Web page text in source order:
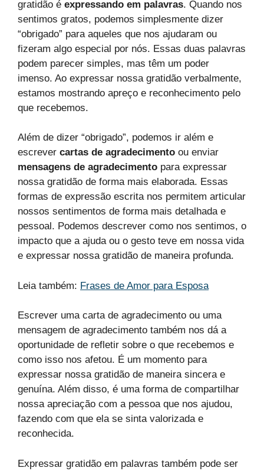
gratidão é expressando em palavras. Quando nos
sentimos gratos, podemos simplesmente dizer
“obrigado” para aqueles que nos ajudaram ou
fizeram algo especial por nós. Essas duas palavras
podem parecer simples, mas têm um poder
imenso. Ao expressar nossa gratidão verbalmente,
estamos mostrando apreço e reconhecimento pelo
que recebemos.
Além de dizer “obrigado”, podemos ir além e
escrever cartas de agradecimento ou enviar
mensagens de agradecimento para expressar
nossa gratidão de forma mais elaborada. Essas
formas de expressão escrita nos permitem articular
nossos sentimentos de forma mais detalhada e
pessoal. Podemos descrever como nos sentimos, o
impacto que a ajuda ou o gesto teve em nossa vida
e expressar nossa gratidão de maneira profunda.
Leia também: Frases de Amor para Esposa
Escrever uma carta de agradecimento ou uma
mensagem de agradecimento também nos dá a
oportunidade de refletir sobre o que recebemos e
como isso nos afetou. É um momento para
expressar nossa gratidão de maneira sincera e
genuína. Além disso, é uma forma de compartilhar
nossa apreciação com a pessoa que nos ajudou,
fazendo com que ela se sinta valorizada e
reconhecida.
Expressar gratidão em palavras também pode ser